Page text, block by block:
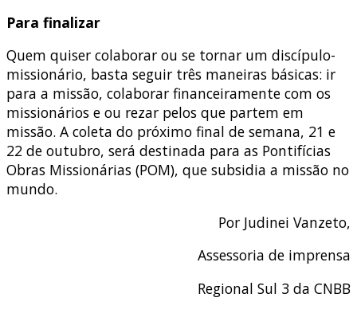
Para finalizar
Quem quiser colaborar ou se tornar um discípulo-
missionário, basta seguir três maneiras básicas: ir
para a missão, colaborar financeiramente com os
missionários e ou rezar pelos que partem em
missão. A coleta do próximo final de semana, 21 e
22 de outubro, será destinada para as Pontifícias
Obras Missionárias (POM), que subsidia a missão no
mundo.
Por Judinei Vanzeto,
Assessoria de imprensa
Regional Sul 3 da CNBB